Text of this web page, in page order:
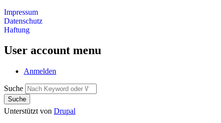
Impressum
Datenschutz
Haftung
User account menu
Anmelden
Suche
Unterstützt von Drupal